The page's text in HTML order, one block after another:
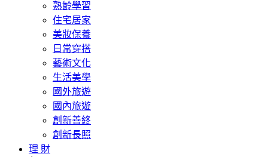
熟齡學習
住宅居家
美妝保養
日常穿搭
藝術文化
生活美學
國外旅遊
國內旅遊
創新善終
創新長照
理 財